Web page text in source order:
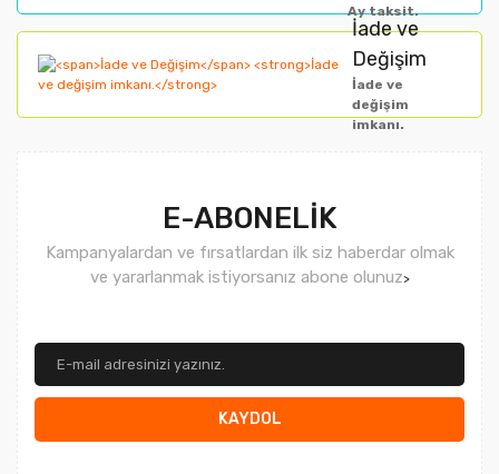
Ay taksit.
İade ve
Değişim
İade ve
değişim
imkanı.
E-ABONELİK
Kampanyalardan ve fırsatlardan ilk siz haberdar olmak
ve yararlanmak istiyorsanız abone olunuz>
KAYDOL